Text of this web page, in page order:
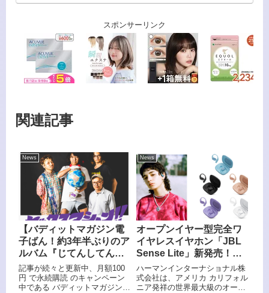
スポンサーリンク
関連記事
News
【バディットマガジン電
子ばん！約3年半ぶりのア
ルバム『じてんしてんね
ん』リリース！70年代洋
楽へのリスペクトを昇華
したロックバンド、セッ
記事が続々と更新中、月額100
円 で永続購読 のキャンペーン
中である バディットマガジン電
News
オープンイヤー型完全ワ
イヤレスイヤホン「JBL
Sense Lite」新発売！こ
だわりの装着感、”ながら
聴き”に最適
ハーマンインターナショナル株
式会社は、アメリカ カリフォル
ニア発祥の世界最大級のオーデ